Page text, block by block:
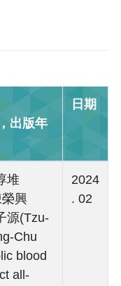
出版年
日期
堆
興
源(Tzu-
Chu
blood
all-
2024
. 02